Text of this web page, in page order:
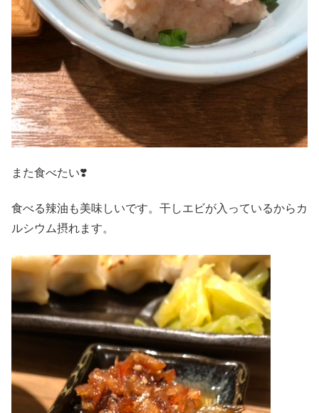
また食べたい❣️
食べる辣油も美味しいです。干しエビが入っているからカ
ルシウム摂れます。